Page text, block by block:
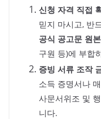
신청 자격 직접
믿지 마시고, 반
공식 공고문 원본
구원 등)에 부합
증빙 서류 조작
소득 증명서나
사문서위조 및
니다.